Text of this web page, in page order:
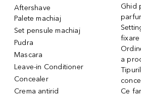
Aftershave
Palete machiaj
Set pensule machiaj
Pudra
Mascara
Leave-in Conditioner
Concealer
Crema antirid
Ghid
fixare
a
Ce